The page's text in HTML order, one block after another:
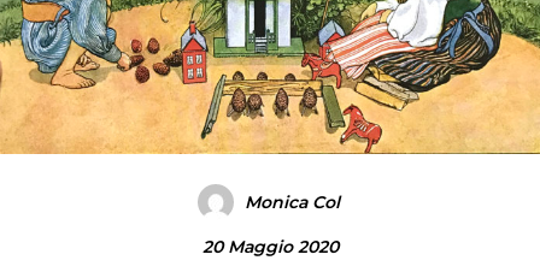
Monica Col
20 Maggio 2020